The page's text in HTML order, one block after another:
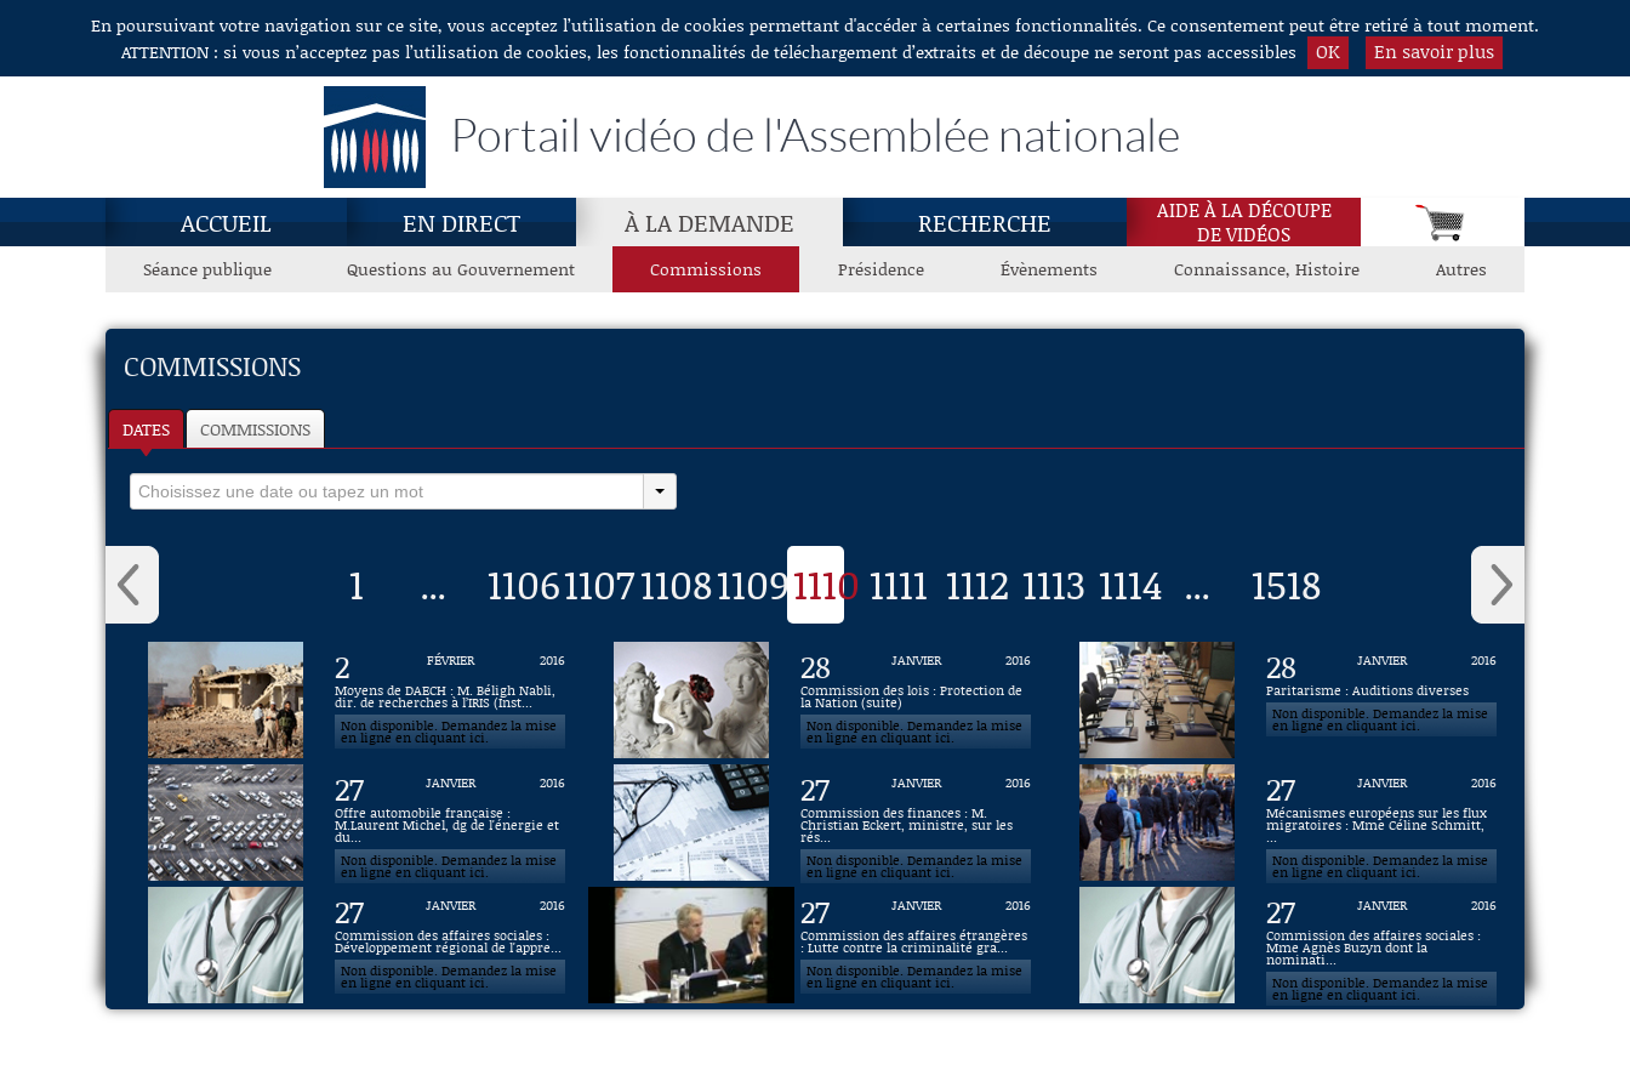
Aller au contenuEn poursuivant votre navigation sur ce site, vous acceptez l’utilisation de cookies permettant d'accéder à certaines fonctionnalités. Ce consentement peut être retiré à tout moment.
ATTENTION : si vous n’acceptez pas l’utilisation de cookies, les fonctionnalités de téléchargement d’extraits et de découpe ne seront pas accessibles
OK En savoir plus
Portail vidéo de l'Assemblée nationale
ACCUEIL EN DIRECT À LA DEMANDE RECHERCHE
AIDE À LA DÉCOUPE
DE VIDÉOS
Séance publique Questions au Gouvernement Commissions Présidence Évènements Connaissance, Histoire Autres
COMMISSIONS
DATES COMMISSIONS
1 ... 11061107110811091110 1111 1112 1113 1114 ... 1518
2 FÉVRIER
2016
Moyens de DAECH : M. Béligh Nabli,
dir. de recherches à l’IRIS (Inst...
Non disponible. Demandez la mise
en ligne en cliquant ici.
28 JANVIER
2016
Commission des lois : Protection de
la Nation (suite)
Non disponible. Demandez la mise
en ligne en cliquant ici.
28 JANVIER
2016
Paritarisme : Auditions diverses
Non disponible. Demandez la mise
en ligne en cliquant ici.
27 JANVIER
2016
Offre automobile française :
M.Laurent Michel, dg de l'énergie et
du...
Non disponible. Demandez la mise
en ligne en cliquant ici.
27 JANVIER
2016
Commission des finances : M.
Christian Eckert, ministre, sur les
rés...
Non disponible. Demandez la mise
en ligne en cliquant ici.
27 JANVIER
2016
Mécanismes européens sur les flux
migratoires : Mme Céline Schmitt,
...
Non disponible. Demandez la mise
en ligne en cliquant ici.
27 JANVIER
2016
Commission des affaires sociales :
Développement régional de l'appre...
Non disponible. Demandez la mise
en ligne en cliquant ici.
27 JANVIER
2016
Commission des affaires étrangères
: Lutte contre la criminalité gra...
Non disponible. Demandez la mise
en ligne en cliquant ici.
27 JANVIER
2016
Commission des affaires sociales :
Mme Agnès Buzyn dont la
nominati...
Non disponible. Demandez la mise
en ligne en cliquant ici.